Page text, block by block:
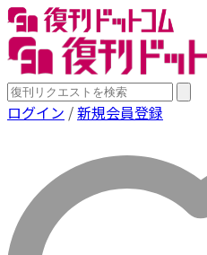
ログイン /新規会員登録